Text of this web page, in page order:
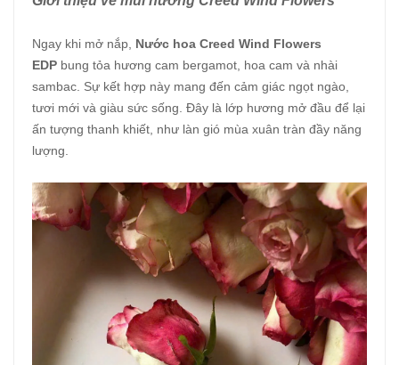
Ngay khi mở nắp, Nước hoa Creed Wind Flowers
EDP bung tỏa hương cam bergamot, hoa cam và nhài
sambac. Sự kết hợp này mang đến cảm giác ngọt ngào,
tươi mới và giàu sức sống. Đây là lớp hương mở đầu để lại
ấn tượng thanh khiết, như làn gió mùa xuân tràn đầy năng
lượng.